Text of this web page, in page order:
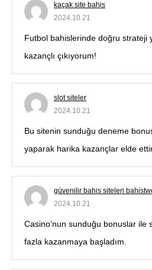
kaçak site bahis
2024.10.21
Futbol bahislerinde doğru strateji
kazançlı çıkıyorum!
slot siteler
2024.10.21
Bu sitenin sunduğu deneme
yaparak harika kazançlar elde
güvenilir bahis siteleri
2024.10.21
Casino’nun sunduğu bonuslar ile
fazla kazanmaya başladım.